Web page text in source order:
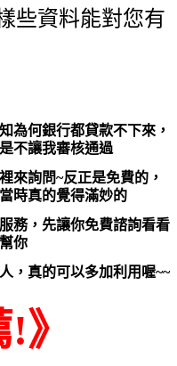
些資料能對您有
為何銀行都貸款不下來，
不讓我審核通過
來詢問~反正是免費的，
時真的覺得滿妙的
務，先讓你免費諮詢看看
你
，真的可以多加利用喔~~
》